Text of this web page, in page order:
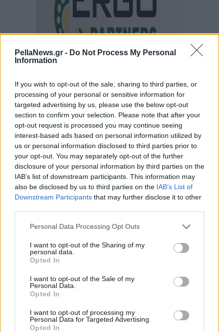
PellaNews.gr - Do Not Process My Personal
Information
If you wish to opt-out of the sale, sharing to third parties, or
processing of your personal or sensitive information for
targeted advertising by us, please use the below opt-out
section to confirm your selection. Please note that after your
opt-out request is processed you may continue seeing
interest-based ads based on personal information utilized by
us or personal information disclosed to third parties prior to
your opt-out. You may separately opt-out of the further
disclosure of your personal information by third parties on the
IAB’s list of downstream participants. This information may
also be disclosed by us to third parties on the IAB’s List of
Downstream Participants that may further disclose it to other
Personal Data Processing Opt Outs
I want to opt-out of the Sharing of my
personal data.
Opted In
I want to opt-out of the Sale of my
Personal Data.
Opted In
I want to opt-out of processing my
Personal Data for Targeted Advertising.
Opted In